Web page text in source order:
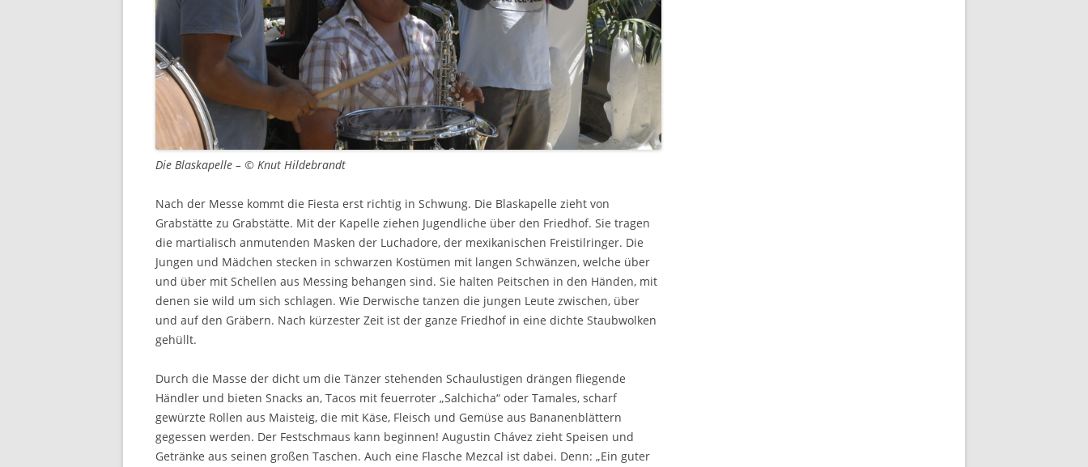
Die Blaskapelle – © Knut Hildebrandt
Nach der Messe kommt die Fiesta erst richtig in Schwung. Die Blaskapelle zieht von
Grabstätte zu Grabstätte. Mit der Kapelle ziehen Jugendliche über den Friedhof. Sie tragen
die martialisch anmutenden Masken der Luchadore, der mexikanischen Freistilringer. Die
Jungen und Mädchen stecken in schwarzen Kostümen mit langen Schwänzen, welche über
und über mit Schellen aus Messing behangen sind. Sie halten Peitschen in den Händen, mit
denen sie wild um sich schlagen. Wie Derwische tanzen die jungen Leute zwischen, über
und auf den Gräbern. Nach kürzester Zeit ist der ganze Friedhof in eine dichte Staubwolken
gehüllt.
Durch die Masse der dicht um die Tänzer stehenden Schaulustigen drängen fliegende
Händler und bieten Snacks an, Tacos mit feuerroter „Salchicha“ oder Tamales, scharf
gewürzte Rollen aus Maisteig, die mit Käse, Fleisch und Gemüse aus Bananenblättern
gegessen werden. Der Festschmaus kann beginnen! Augustin Chávez zieht Speisen und
Getränke aus seinen großen Taschen. Auch eine Flasche Mezcal ist dabei. Denn: „Ein guter